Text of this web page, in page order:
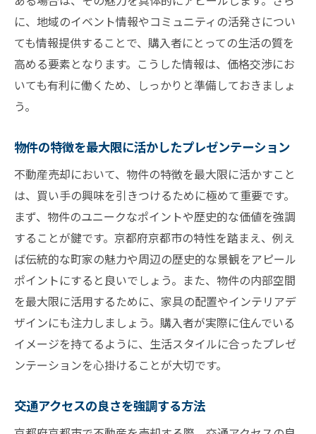
に、地域のイベント情報やコミュニティの活発さについ
ても情報提供することで、購入者にとっての生活の質を
高める要素となります。こうした情報は、価格交渉にお
いても有利に働くため、しっかりと準備しておきましょ
う。
物件の特徴を最大限に活かしたプレゼンテーション
不動産売却において、物件の特徴を最大限に活かすこと
は、買い手の興味を引きつけるために極めて重要です。
まず、物件のユニークなポイントや歴史的な価値を強調
することが鍵です。京都府京都市の特性を踏まえ、例え
ば伝統的な町家の魅力や周辺の歴史的な景観をアピール
ポイントにすると良いでしょう。また、物件の内部空間
を最大限に活用するために、家具の配置やインテリアデ
ザインにも注力しましょう。購入者が実際に住んでいる
イメージを持てるように、生活スタイルに合ったプレゼ
ンテーションを心掛けることが大切です。
交通アクセスの良さを強調する方法